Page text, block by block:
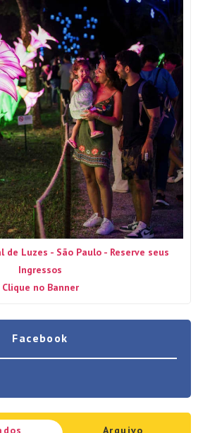
Luzes - São Paulo - Reserve seus
Ingressos
Clique no Banner
Facebook
Arquivo